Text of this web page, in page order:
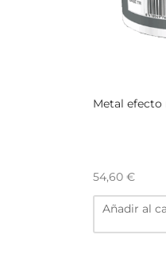
Metal efecto
54,60 €
Añadir al